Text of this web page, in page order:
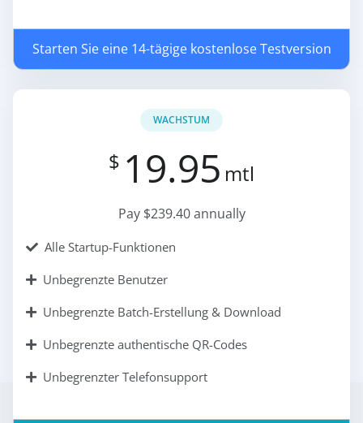
Starten Sie eine 14-tägige kostenlose Testversion
WACHSTUM
$ 19.95 mtl
Pay $239.40 annually
Alle Startup-Funktionen
Unbegrenzte Benutzer
Unbegrenzte Batch-Erstellung & Download
Unbegrenzte authentische QR-Codes
Unbegrenzter Telefonsupport